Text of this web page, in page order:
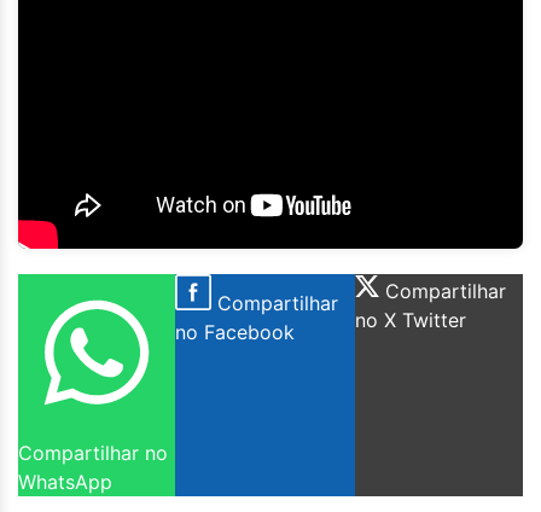
Compartilhar no
WhatsApp
Compartilhar
no Facebook
Compartilhar
no X Twitter